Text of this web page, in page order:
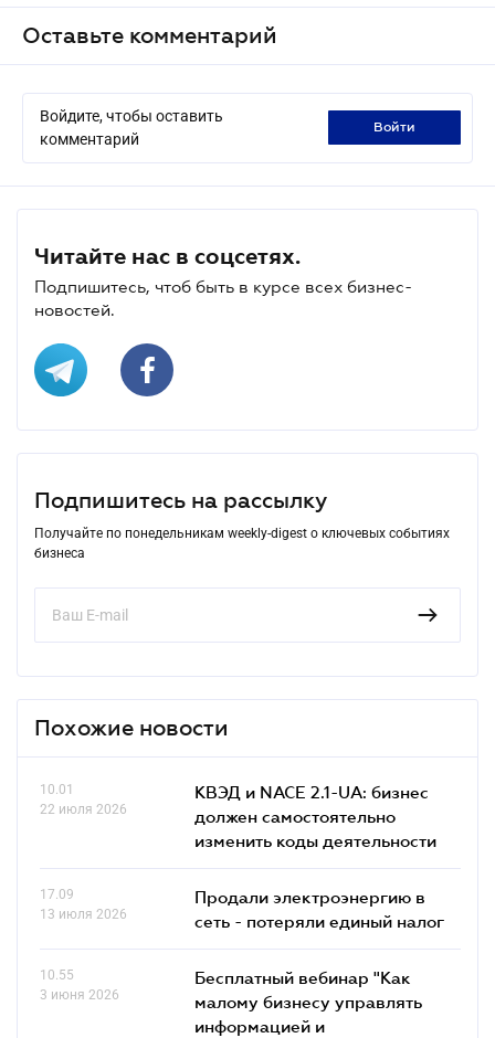
Оставьте комментарий
Войдите, чтобы оставить
комментарий
войти
Читайте нас в соцсетях.
Подпишитесь, чтоб быть в курсе всех бизнес-
новостей.
Подпишитесь на рассылку
Получайте по понедельникам weekly-digest о ключевых событиях
бизнеса
Похожие новости
10.01
22 июля 2026
КВЭД и NACE 2.1-UA: бизнес
должен самостоятельно
изменить коды деятельности
17.09
13 июля 2026
Продали электроэнергию в
сеть - потеряли единый налог
10.55
3 июня 2026
Бесплатный вебинар "Как
малому бизнесу управлять
информацией и